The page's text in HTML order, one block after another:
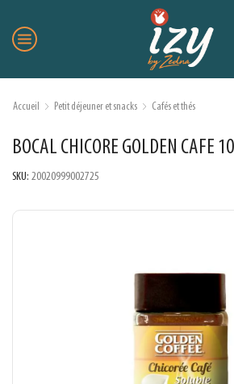
Accueil Petit déjeuner et snacks Cafés et thés
BOCAL CHICORE GOLDEN CAFE
SKU: 20020999002725